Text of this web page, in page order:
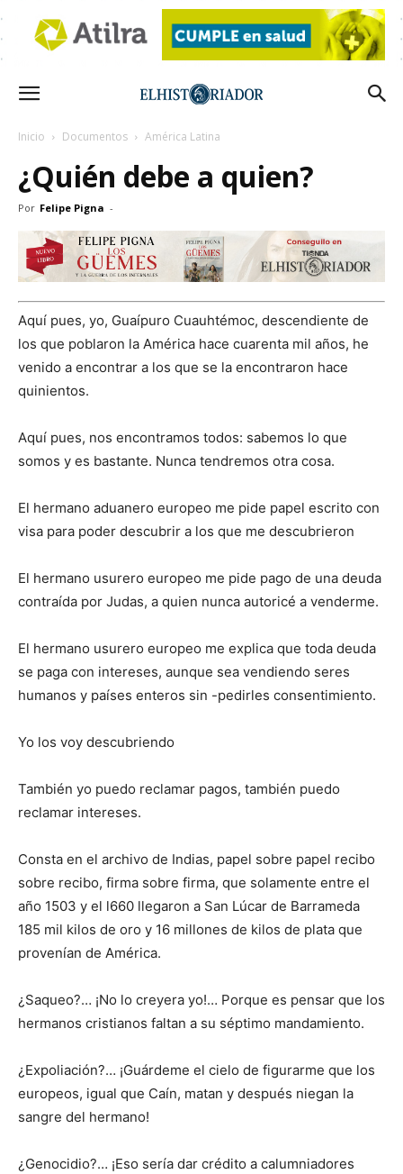
Inicio Documentos América Latina
¿Quién debe a quien?
Por Felipe Pigna -
Aquí pues, yo, Guaípuro Cuauhtémoc, descendiente de
los que poblaron la América hace cuarenta mil años, he
venido a encontrar a los que se la encontraron hace
quinientos.
Aquí pues, nos encontramos todos: sabemos lo que
somos y es bastante. Nunca tendremos otra cosa.
El hermano aduanero europeo me pide papel escrito con
visa para poder descubrir a los que me descubrieron
El hermano usurero europeo me pide pago de una deuda
contraída por Judas, a quien nunca autoricé a venderme.
El hermano usurero europeo me explica que toda deuda
se paga con intereses, aunque sea vendiendo seres
humanos y países enteros sin -pedirles consentimiento.
Yo los voy descubriendo
También yo puedo reclamar pagos, también puedo
reclamar intereses.
Consta en el archivo de Indias, papel sobre papel recibo
sobre recibo, firma sobre firma, que solamente entre el
año 1503 y el l660 llegaron a San Lúcar de Barrameda
185 mil kilos de oro y 16 millones de kilos de plata que
provenían de América.
¿Saqueo?… ¡No lo creyera yo!… Porque es pensar que los
hermanos cristianos faltan a su séptimo mandamiento.
¿Expoliación?… ¡Guárdeme el cielo de figurarme que los
europeos, igual que Caín, matan y después niegan la
sangre del hermano!
¿Genocidio?… ¡Eso sería dar crédito a calumniadores